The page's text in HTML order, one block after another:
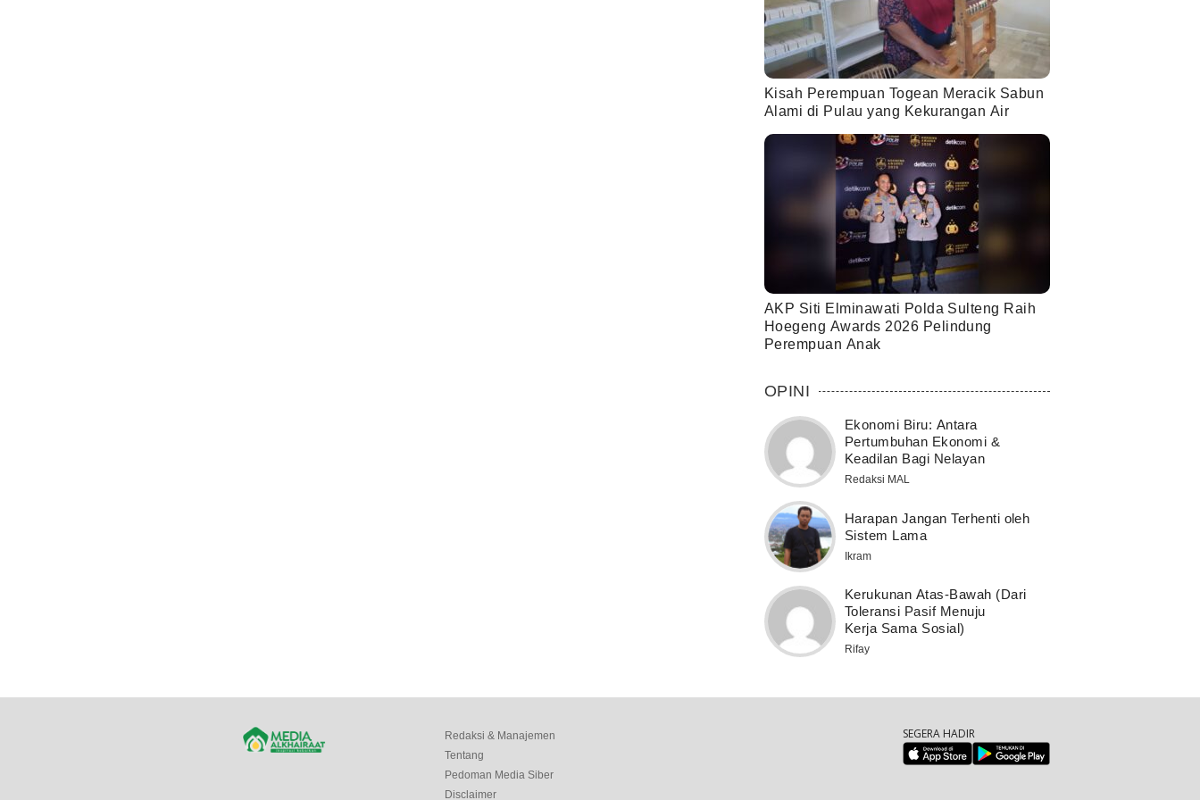
Kisah Perempuan Togean Meracik Sabun
Alami di Pulau yang Kekurangan Air
AKP Siti Elminawati Polda Sulteng Raih
Hoegeng Awards 2026 Pelindung
Perempuan Anak
OPINI
Ekonomi Biru: Antara
Pertumbuhan Ekonomi &
Keadilan Bagi Nelayan
Redaksi MAL
Harapan Jangan Terhenti oleh
Sistem Lama
Ikram
Kerukunan Atas-Bawah (Dari
Toleransi Pasif Menuju
Kerja Sama Sosial)
Rifay
Redaksi & Manajemen
Tentang
Pedoman Media Siber
Disclaimer
SEGERA HADIR